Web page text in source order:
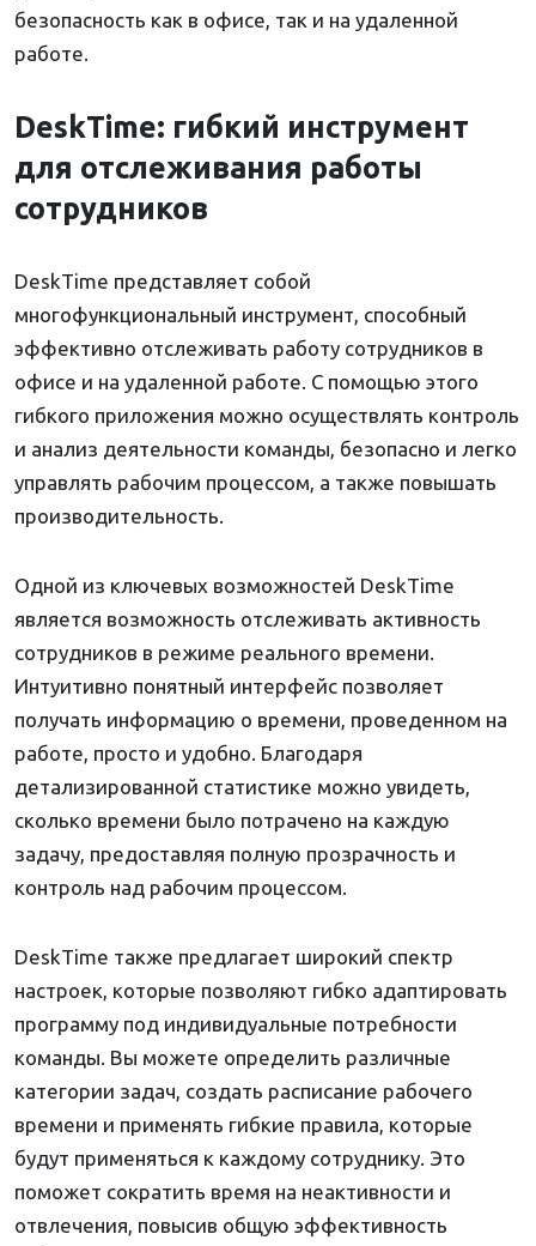
безопасность как в офисе, так и на удаленной
работе.
DeskTime: гибкий инструмент
для отслеживания работы
сотрудников
DeskTime представляет собой
многофункциональный инструмент, способный
эффективно отслеживать работу сотрудников в
офисе и на удаленной работе. С помощью этого
гибкого приложения можно осуществлять контроль
и анализ деятельности команды, безопасно и легко
управлять рабочим процессом, а также повышать
производительность.
Одной из ключевых возможностей DeskTime
является возможность отслеживать активность
сотрудников в режиме реального времени.
Интуитивно понятный интерфейс позволяет
получать информацию о времени, проведенном на
работе, просто и удобно. Благодаря
детализированной статистике можно увидеть,
сколько времени было потрачено на каждую
задачу, предоставляя полную прозрачность и
контроль над рабочим процессом.
DeskTime также предлагает широкий спектр
настроек, которые позволяют гибко адаптировать
программу под индивидуальные потребности
команды. Вы можете определить различные
категории задач, создать расписание рабочего
времени и применять гибкие правила, которые
будут применяться к каждому сотруднику. Это
поможет сократить время на неактивности и
отвлечения, повысив общую эффективность